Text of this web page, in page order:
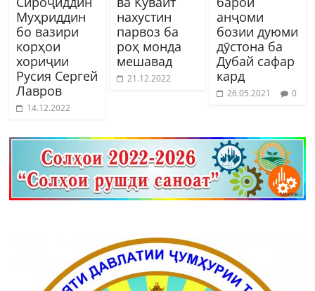
Муҳриддин
бо вазири
корҳои
хориҷии
Русия Сергей
Лавров
14.12.2022
нахустин
парвоз ба
роҳ монда
мешавад
21.12.2022
анҷоми
бозии дуюми
дӯстона ба
Дубай сафар
кард
26.05.2021 0